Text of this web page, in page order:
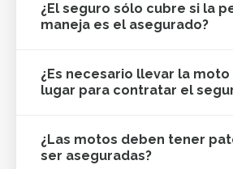
¿El seguro sólo cubre si la
maneja es el asegurado?
¿Es necesario llevar la moto
lugar para contratar el
¿Las motos deben tener
ser aseguradas?